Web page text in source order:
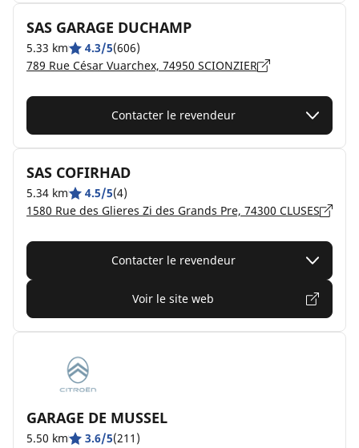
SAS GARAGE DUCHAMP
5.33 km 4.3/5(606)
789 Rue César Vuarchex, 74950 SCIONZIER
Contacter le revendeur
SAS COFIRHAD
5.34 km 4.5/5(4)
1580 Rue des Glieres Zi des Grands Pre, 74300 CLUSES
Contacter le revendeur
Voir le site web
GARAGE DE MUSSEL
5.50 km 3.6/5(211)